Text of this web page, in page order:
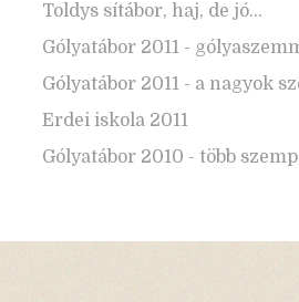
Toldys sítábor, haj, de jó...
Gólyatábor 2011 -
Gólyatábor 2011 - a nagyok
Erdei iskola 2011
Gólyatábor 2010 - több